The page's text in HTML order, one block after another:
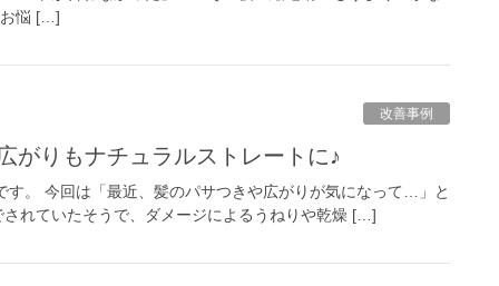
お悩 […]
改善事例
広がりもナチュラルストレートに♪
。 今回は「最近、髪のパサつきや広がりが気になって…」と
れていたそうで、ダメージによるうねりや乾燥 […]